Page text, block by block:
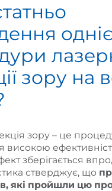
зору на
зору – це
високою
зберігається
стверджує, що
які пройшли цю